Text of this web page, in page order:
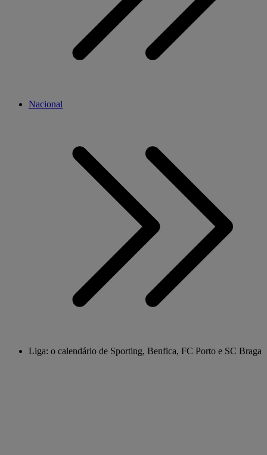
Nacional
Liga: o calendário de Sporting, Benfica, FC Porto e SC Braga